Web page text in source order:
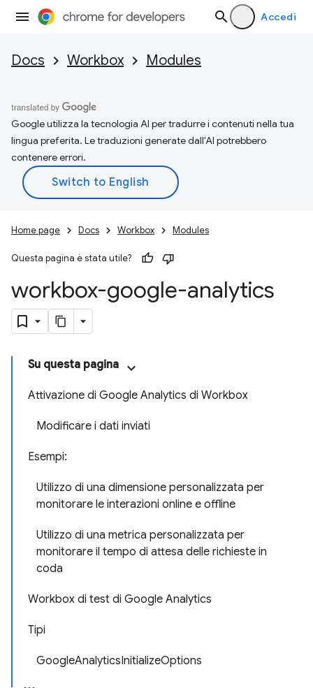
Accedi
Docs Workbox Modules
Google utilizza la tecnologia AI per tradurre i contenuti nella tua
lingua preferita. Le traduzioni generate dall'AI potrebbero
contenere errori.
Home page Docs Workbox Modules
Questa pagina è stata utile?
workbox-google-analytics
Su questa pagina
Attivazione di Google Analytics di Workbox
Modificare i dati inviati
Esempi:
Utilizzo di una dimensione personalizzata per
monitorare le interazioni online e offline
Utilizzo di una metrica personalizzata per
monitorare il tempo di attesa delle richieste in
coda
Workbox di test di Google Analytics
Tipi
GoogleAnalyticsInitializeOptions